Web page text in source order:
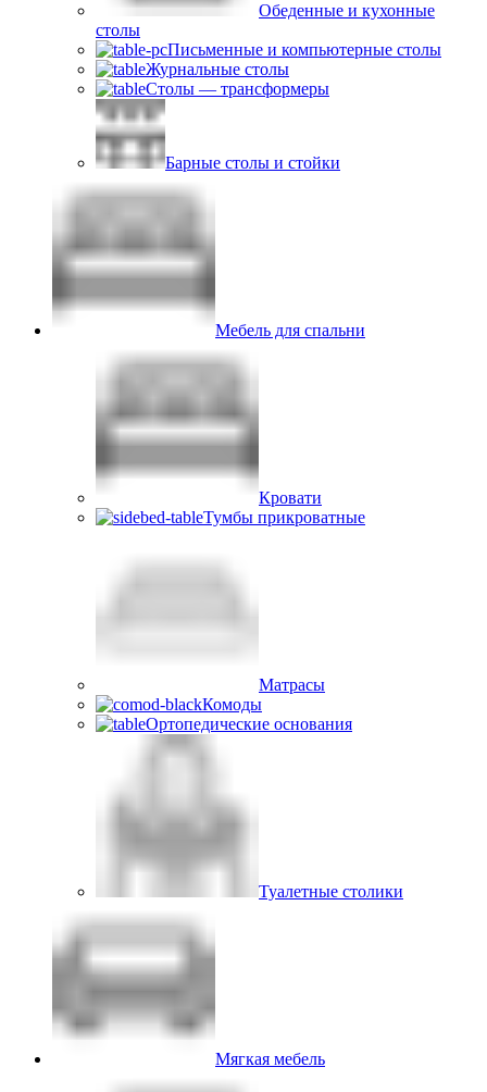
Обеденные и кухонные
столы
Письменные и компьютерные столы
Журнальные столы
Столы — трансформеры
Барные столы и стойки
Мебель для спальни
Кровати
Тумбы прикроватные
Матрасы
Комоды
Ортопедические основания
Туалетные столики
Мягкая мебель